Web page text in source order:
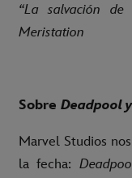
“La salvación
Meristation
Sobre Deadpool
Marvel Studios
la fecha: